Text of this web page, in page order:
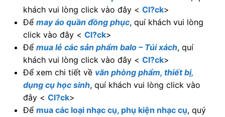
khách vui lòng click vào đây < Cl?ck>
Để may áo quần đồng phục, quí khách vui lòng
click vào đây < Cl?ck>
Để mua lẻ các sản phẩm balo – Túi xách, quí
khách vui lòng click vào đây < Cl?ck>
Để xem chi tiết về văn phòng phẩm, thiết bị,
dụng cụ học sinh, quí khách vui lòng click vào
đây < Cl?ck>
Để mua các loại nhạc cụ, phụ kiện nhạc cụ, quý